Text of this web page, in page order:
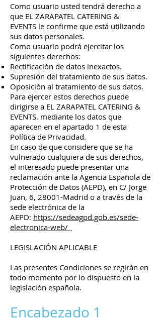
Como usuario usted tendrá derecho a
que EL ZARAPATEL CATERING &
EVENTS le confirme que está utilizando
sus datos personales.
Como usuario podrá ejercitar los
siguientes derechos:
Rectificación de datos inexactos.
Supresión del tratamiento de sus datos.
Oposición al tratamiento de sus datos.
Para ejercer estos derechos puede
dirigirse a EL ZARAPATEL CATERING &
EVENTS. mediante los datos que
aparecen en el apartado 1 de esta
Política de Privacidad.
En caso de que considere que se ha
vulnerado cualquiera de sus derechos,
el interesado puede presentar una
reclamación ante la Agencia Española de
Protección de Datos (AEPD), en C/ Jorge
Juan, 6, 28001-Madrid o a través de la
sede electrónica de la
AEPD: https://sedeagpd.gob.es/sede-
electronica-web/
LEGISLACIÓN APLICABLE
Las presentes Condiciones se regirán en
todo momento por lo dispuesto en la
legislación española.
Encabezado 1